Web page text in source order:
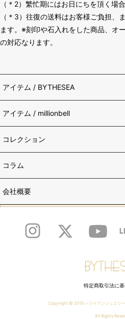
（＊2）繁忙期にはお日にちを頂く場
（＊3）往復の送料はお客様ご負担、
ます。※刻印や石入れをした商品、オ
の対応なります。
アイテム / BYTHESEA
アイテム / millionbell
コレクション
コラム
会社概要
特定商取引法に
Copyright © 2015 ハワイアンジュエリ
All Rights